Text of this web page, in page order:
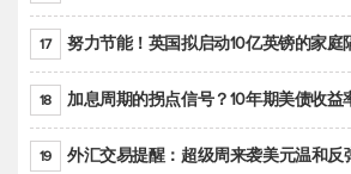
17 努力节能！英国拟启动10亿英镑的家庭
18 加息周期的拐点信号？10年期美债收益率持续
19 外汇交易提醒：超级周来袭美元温和反